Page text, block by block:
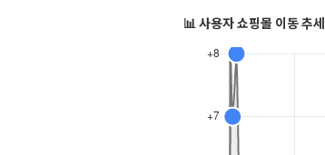
📊 사용자 쇼핑몰 이동 추세